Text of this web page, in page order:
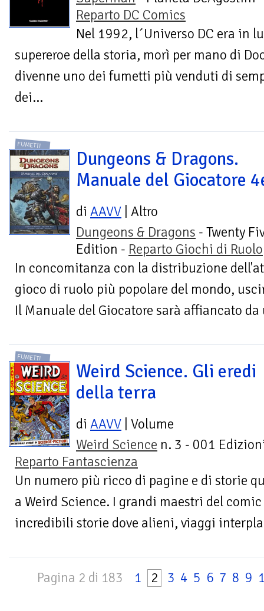
Reparto DC Comics
Nel 1992, l´Universo DC era in
supereroe della storia, morì per mano di
divenne uno dei fumetti più venduti di
dei...
FUMETTI
Dungeons & Dragons.
Manuale del Giocatore
di AAVV | Altro
Dungeons & Dragons - Twenty
Edition - Reparto Giochi di Ruolo
In concomitanza con la distribuzione
gioco di ruolo più popolare del mondo,
Il Manuale del Giocatore sarà affiancato
FUMETTI
Weird Science. Gli eredi
della terra
di AAVV | Volume
Weird Science n. 3 - 001
Reparto Fantascienza
Un numero più ricco di pagine e di storie
a Weird Science. I grandi maestri del
incredibili storie dove alieni, viaggi
Pagina 2 di 183 1 2 3 4 5 6 7 8 9